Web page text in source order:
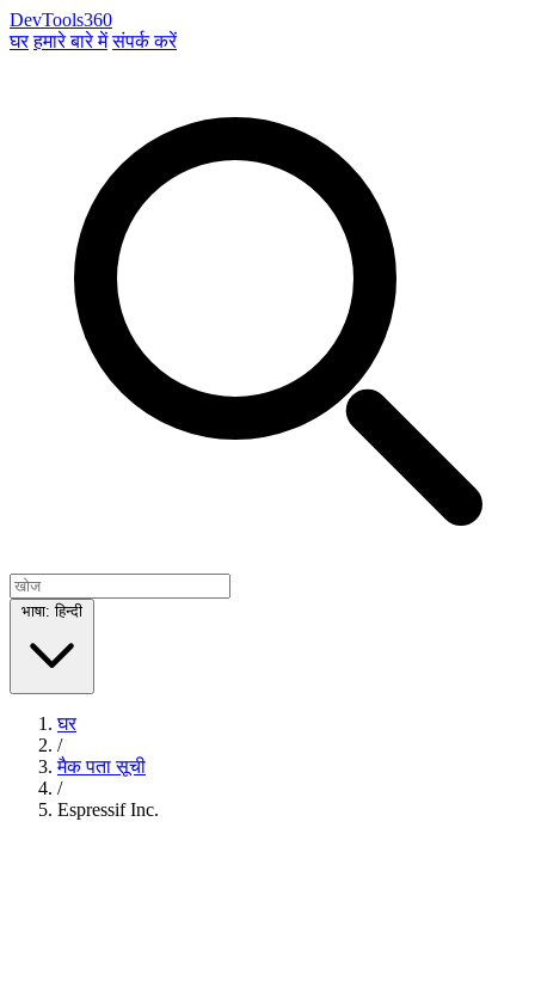
DevTools360
घर हमारे बारे में संपर्क करें
भाषा: हिन्दी
घर
/
मैक पता सूची
/
Espressif Inc.